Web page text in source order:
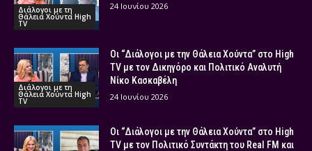
Διάλογοι με τη
Θάλεια Χούντα High
TV
24 Ιουνίου 2026
Διάλογοι με τη
Θάλεια Χούντα High
TV
Οι “Διάλογοι με την Θάλεια Χούντα” στο High
TV με τον Δικηγόρο και Πολιτικό Αναλυτή
Νίκο Κασκαβέλη
24 Ιουνίου 2026
Οι “Διάλογοι με την Θάλεια Χούντα” στο High
TV με τον Πολιτικό Συντάκτη του Real FM και